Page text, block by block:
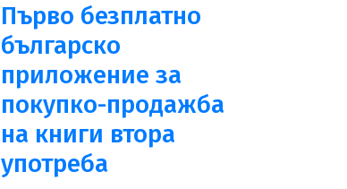
Първо безплатно
българско
приложение за
покупко-продажба
на книги втора
употреба